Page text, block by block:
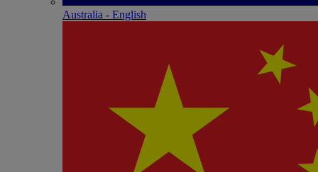
Australia - English